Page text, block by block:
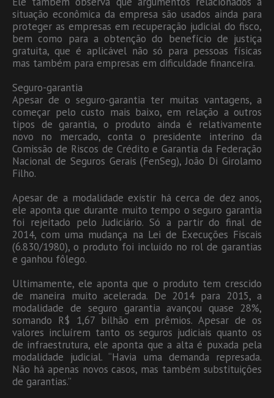
situação econômica da empresa são usados ainda para
proteger as empresas em recuperação judicial do fisco,
bem como para a obtenção do benefício de justiça
gratuita, que é aplicável não só para pessoas físicas
mas também para empresas em dificuldade financeira.
Seguro-garantia
Apesar de o seguro-garantia ter muitas vantagens, a
começar pelo custo mais baixo, em relação a outros
tipos de garantia, o produto ainda é relativamente
novo no mercado, conta o presidente interino da
Comissão de Riscos de Crédito e Garantia da Federação
Nacional de Seguros Gerais (FenSeg), João Di Girolamo
Filho.
Apesar de a modalidade existir há cerca de dez anos,
ele aponta que durante muito tempo o seguro garantia
foi rejeitado pelo Judiciário. Só a partir do final de
2014, com uma mudança na Lei de Execuções Fiscais
(6.830/1980), o produto foi incluído no rol de garantias
e ganhou fôlego.
Ultimamente, ele aponta que o produto tem crescido
de maneira muito acelerada. De 2014 para 2015, a
modalidade de seguro garantia avançou quase 28%,
somando R$ 1,67 bilhão em prêmios. Apesar de os
valores incluírem tanto os seguros judiciais quanto os
de infraestrutura, ele aponta que a alta é puxada pela
modalidade judicial. “Havia uma demanda represada.
Não há apenas novos casos, mas também substituições
de garantias.”